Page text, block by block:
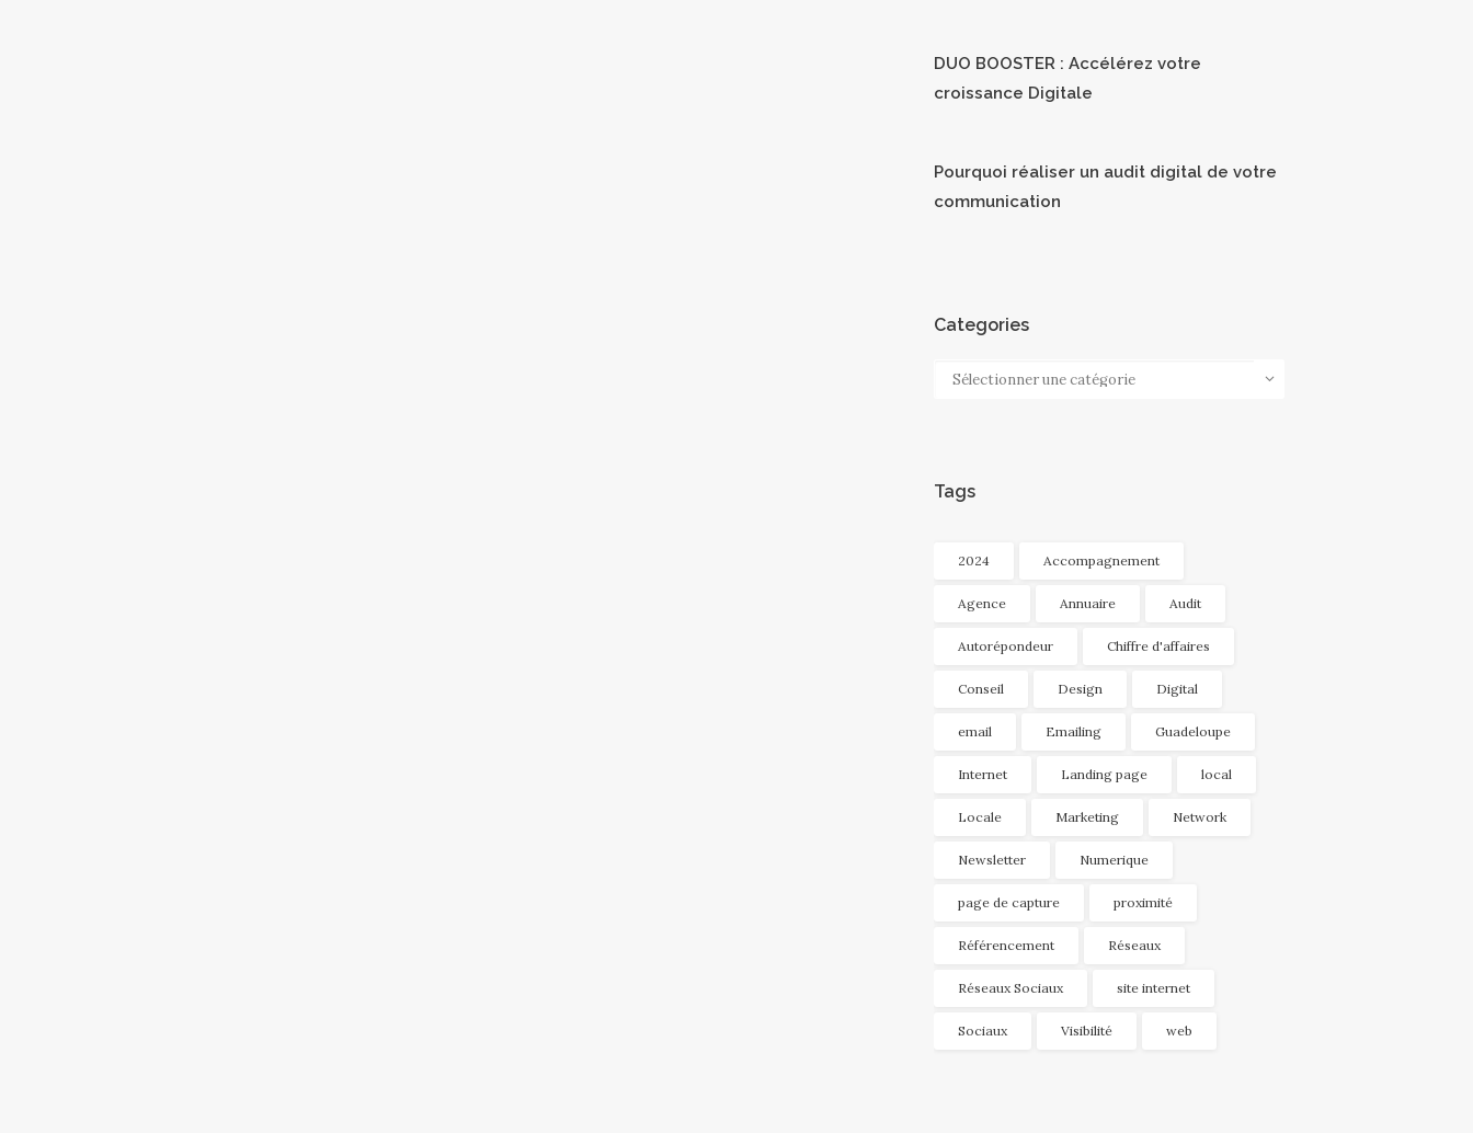
DUO BOOSTER : Accélérez votre
croissance Digitale
Pourquoi réaliser un audit digital de votre
communication
Categories
Categories
Tags
2024 Accompagnement
Agence Annuaire Audit
Autorépondeur Chiffre d'affaires
Conseil Design Digital
email Emailing Guadeloupe
Internet Landing page local
Locale Marketing Network
Newsletter Numerique
page de capture proximité
Référencement Réseaux
Réseaux Sociaux site internet
Sociaux Visibilité web